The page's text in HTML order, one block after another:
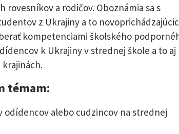
a rodičov. Oboznámia sa s
z Ukrajiny a to
kompetenciami školského
k Ukrajiny v strednej škole a to aj
témam:
odídencov alebo cudzincov na strednej